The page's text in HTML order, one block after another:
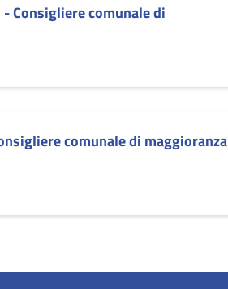
Consigliere comunale di
comunale di maggioranza